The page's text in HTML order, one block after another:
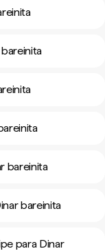
bareinita
bareinita
para Dinar